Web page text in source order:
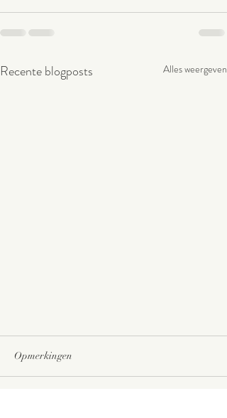
Recente blogposts Alles weergeven
Opmerkingen